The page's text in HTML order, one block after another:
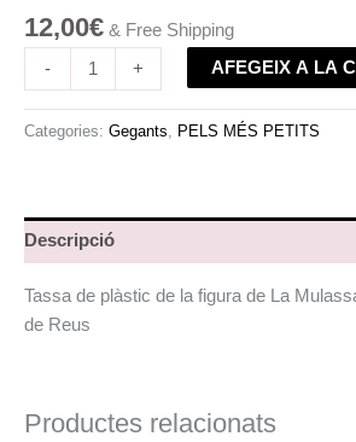
12,00€ & Free Shipping
- + AFEGEIX A LA
Categories: Gegants, PELS MÉS PETITS
Descripció
Tassa de plàstic de la figura de La
de Reus
Productes relacionats